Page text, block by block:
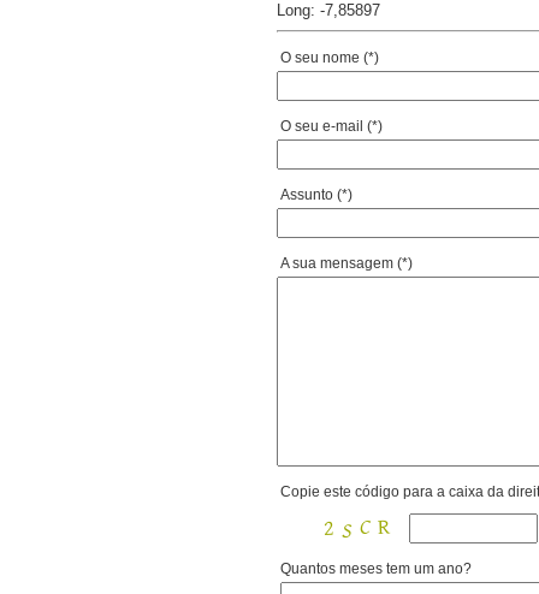
Long: -7,85897
O seu nome (*)
O seu e-mail (*)
Assunto (*)
A sua mensagem (*)
Copie este código para a caixa da
Quantos meses tem um ano?